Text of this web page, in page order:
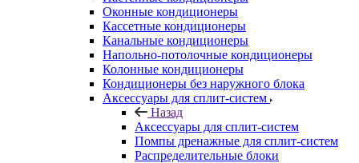
Оконные кондиционеры
Кассетные кондиционеры
Канальные кондиционеры
Напольно-потолочные кондиционеры
Колонные кондиционеры
Кондиционеры без наружного блока
Аксессуары для сплит-систем
Назад
Аксессуары для сплит-систем
Помпы дренажные для сплит-систем
Распределительные блоки